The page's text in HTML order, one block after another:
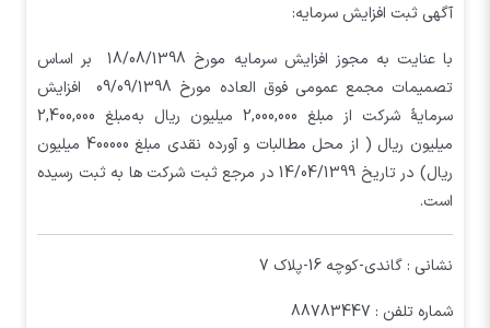
آگهی ثبت افزایش سرمایه:
با عنایت به مجوز افزایش سرمایه مورخ 18/08/1398 بر اساس
تصمیمات مجمع عمومی فوق العاده مورخ 09/09/1398 افزایش
سرمایۀ شرکت از مبلغ 2,000,000 میلیون ریال به‌مبلغ 2,400,000
میلیون ریال ( از محل مطالبات و آورده نقدی مبلغ 400000 میلیون
ریال) در تاریخ 14/04/1399 در مرجع ثبت شرکت ها به ثبت رسیده
است.
نشانی : گاندی-کوچه 16-پلاک 7
شماره تلفن : 88783447